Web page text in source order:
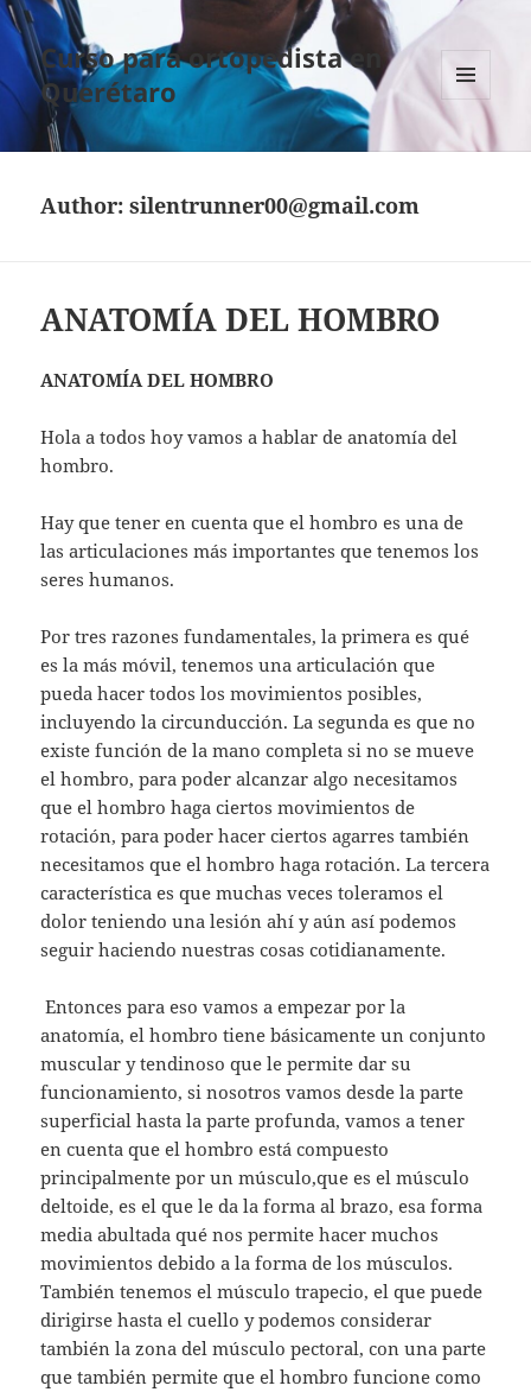
Curso para ortopedista en
Querétaro
MENU
AND
WIDGETS
Author:silentrunner00@gmail.com
ANATOMÍA DEL HOMBRO
ANATOMÍA DEL HOMBRO
Hola a todos hoy vamos a hablar de anatomía del
hombro.
Hay que tener en cuenta que el hombro es una de
las articulaciones más importantes que tenemos los
seres humanos.
Por tres razones fundamentales, la primera es qué
es la más móvil, tenemos una articulación que
pueda hacer todos los movimientos posibles,
incluyendo la circunducción. La segunda es que no
existe función de la mano completa si no se mueve
el hombro, para poder alcanzar algo necesitamos
que el hombro haga ciertos movimientos de
rotación, para poder hacer ciertos agarres también
necesitamos que el hombro haga rotación. La tercera
característica es que muchas veces toleramos el
dolor teniendo una lesión ahí y aún así podemos
seguir haciendo nuestras cosas cotidianamente.
Entonces para eso vamos a empezar por la
anatomía, el hombro tiene básicamente un conjunto
muscular y tendinoso que le permite dar su
funcionamiento, si nosotros vamos desde la parte
superficial hasta la parte profunda, vamos a tener
en cuenta que el hombro está compuesto
principalmente por un músculo,que es el músculo
deltoide, es el que le da la forma al brazo, esa forma
media abultada qué nos permite hacer muchos
movimientos debido a la forma de los músculos.
También tenemos el músculo trapecio, el que puede
dirigirse hasta el cuello y podemos considerar
también la zona del músculo pectoral, con una parte
que también permite que el hombro funcione como